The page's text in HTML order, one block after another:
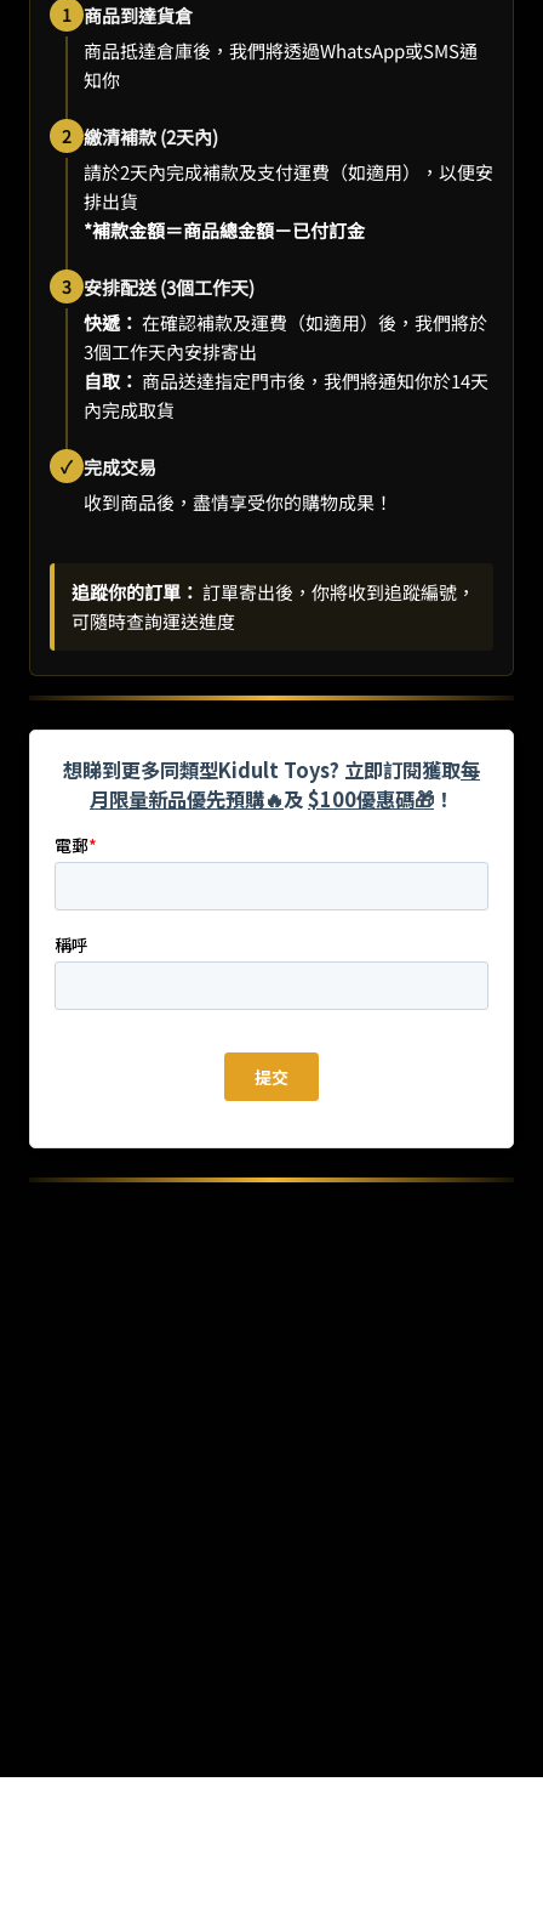
1 商品到達貨倉
商品抵達倉庫後，我們將透過WhatsApp或SMS通
知你
2 繳清補款 (2天內)
請於2天內完成補款及支付運費（如適用），以便安
排出貨
*補款金額＝商品總金額－已付訂金
3 安排配送 (3個工作天)
快遞： 在確認補款及運費（如適用）後，我們將於
3個工作天內安排寄出
自取： 商品送達指定門市後，我們將通知你於14天
內完成取貨
✓ 完成交易
收到商品後，盡情享受你的購物成果！
追蹤你的訂單： 訂單寄出後，你將收到追蹤編號，
可隨時查詢運送進度